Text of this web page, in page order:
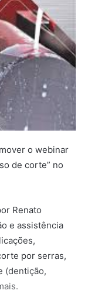
o webinar
de corte” no
Renato
e assistência
por serras,
(dentição,